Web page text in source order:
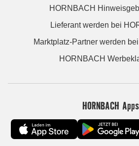
HORNBACH
Lieferant werden bei
Marktplatz-Partner werden
HORNBACH
HORNBACH Apps